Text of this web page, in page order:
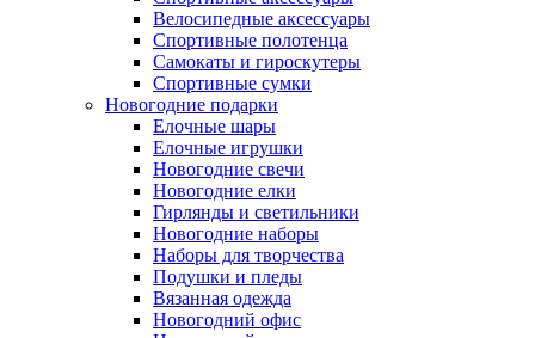
Велосипедные аксессуары
Спортивные полотенца
Самокаты и гироскутеры
Спортивные сумки
Новогодние подарки
Елочные шары
Елочные игрушки
Новогодние свечи
Новогодние елки
Гирлянды и светильники
Новогодние наборы
Наборы для творчества
Подушки и пледы
Вязанная одежда
Новогодний офис